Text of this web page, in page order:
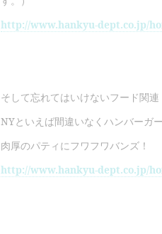
http://www.hankyu-dept.co.jp/
そして忘れてはいけないフード関連
NYといえば間違いなくハンバーガ
肉厚のパティにフワフワバンズ！
http://www.hankyu-dept.co.jp/